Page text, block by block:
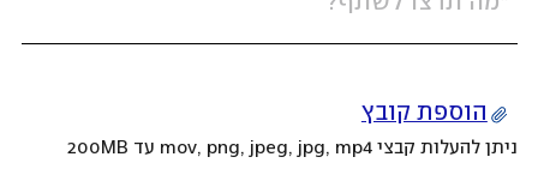
הוספת קובץ
ניתן להעלות קבצי mov, png, jpeg, jpg, mp4 עד 200MB